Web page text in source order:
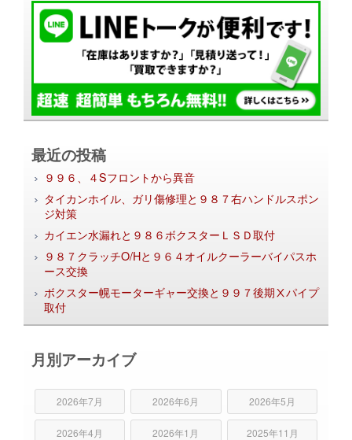
最近の投稿
９９６、４Sフロントから異音
タイカンホイル、ガリ傷修理と９８７右ハンドルスポン
ジ対策
カイエン水漏れと９８６ボクスターＬＳＤ取付
９８７クラッチO/Hと９６４オイルクーラーバイパスホ
ース交換
ボクスター幌モーターギャー交換と９９７後期Ⅹパイプ
取付
月別アーカイブ
2026年7月 2026年6月 2026年5月
2026年4月 2026年1月 2025年11月